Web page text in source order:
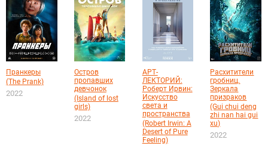
Пранкеры
(The Prank)
2022
Остров
пропавших
девчонок
(Island of lost
girls)
2022
АРТ-
ЛЕКТОРИЙ:
Роберт Ирвин:
Искусство
света и
пространства
(Robert Irwin: A
Desert of Pure
Feeling)
Расхитители
гробниц.
Зеркала
призраков
(Gui chui deng
zhi nan hai gui
xu)
2022